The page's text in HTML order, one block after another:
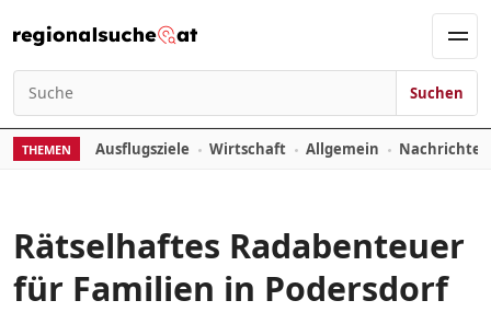
Suchen nach:
Suchen
THEMEN Ausflugsziele Wirtschaft Allgemein
Rätselhaftes Radabenteuer
für Familien in Podersdorf